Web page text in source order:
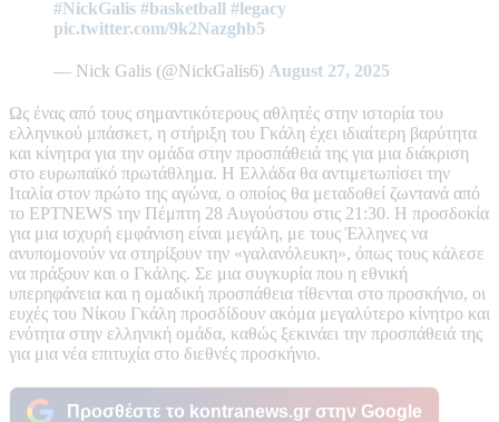
#NickGalis #basketball #legacy
pic.twitter.com/9k2Nazghb5
— Nick Galis (@NickGalis6) August 27, 2025
Ως ένας από τους σημαντικότερους αθλητές στην ιστορία του
ελληνικού μπάσκετ, η στήριξη του Γκάλη έχει ιδιαίτερη βαρύτητα
και κίνητρα για την ομάδα στην προσπάθειά της για μια διάκριση
στο ευρωπαϊκό πρωτάθλημα. Η Ελλάδα θα αντιμετωπίσει την
Ιταλία στον πρώτο της αγώνα, ο οποίος θα μεταδοθεί ζωντανά από
το ΕΡΤΝΕWS την Πέμπτη 28 Αυγούστου στις 21:30. Η προσδοκία
για μια ισχυρή εμφάνιση είναι μεγάλη, με τους Έλληνες να
ανυπομονούν να στηρίξουν την «γαλανόλευκη», όπως τους κάλεσε
να πράξουν και ο Γκάλης. Σε μια συγκυρία που η εθνική
υπερηφάνεια και η ομαδική προσπάθεια τίθενται στο προσκήνιο, οι
ευχές του Νίκου Γκάλη προσδίδουν ακόμα μεγαλύτερο κίνητρο και
ενότητα στην ελληνική ομάδα, καθώς ξεκινάει την προσπάθειά της
για μια νέα επιτυχία στο διεθνές προσκήνιο.
Προσθέστε το kontranews.gr στην Google